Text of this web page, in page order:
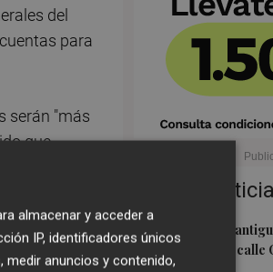
Últimas
1 Oysho ocupa la
Nespresso en la
del
para
serán "más
que
las
de
almacenar y acceder a
IP, identificadores únicos
anuncios y contenido,